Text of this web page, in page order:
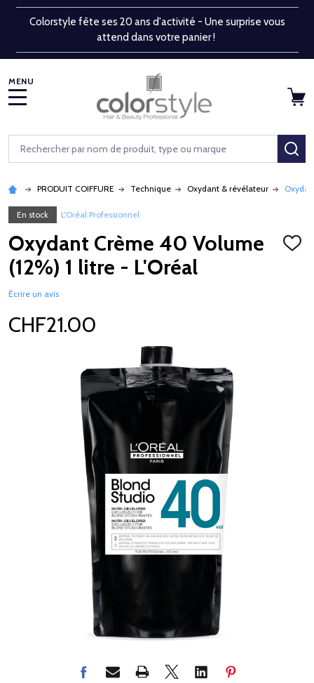
Colorstyle fête ses 20 ans d'activité - Une surprise vous
attend dans votre panier !
Rechercher
PRODUIT COIFFURE Technique Oxydant & révélateur
En stock L'Oréal Professionnel
Oxydant Crème 40 Volume
(12%) 1 litre - L'Oréal
Écrire un avis
CHF21.00